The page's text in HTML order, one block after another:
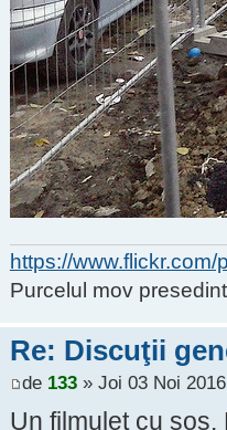
https://
Purcelul mov
Re: Discuţii
de 133» Joi 03 Noi
Un filmulet cu sos.